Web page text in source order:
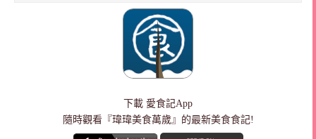
下載 愛食記App
隨時觀看『瑋瑋美食萬歲』的最新美食食記!